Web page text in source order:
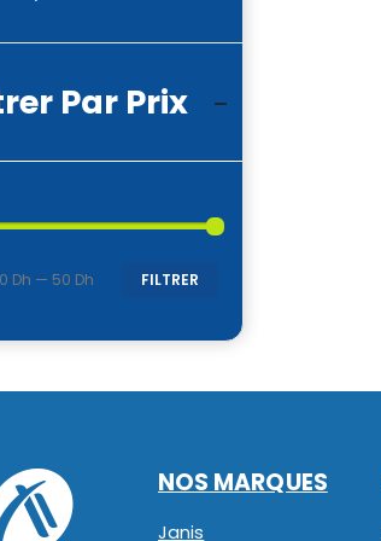
Par Prix
FILTRER
Dh — 50 Dh
NOS MARQUES
Janis